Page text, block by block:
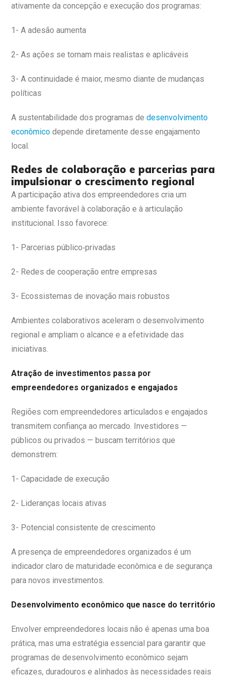
ativamente da concepção e execução dos programas:
1- A adesão aumenta
2- As ações se tornam mais realistas e aplicáveis
3- A continuidade é maior, mesmo diante de mudanças
políticas
A sustentabilidade dos programas de desenvolvimento
econômico depende diretamente desse engajamento
local.
Redes de colaboração e parcerias para
impulsionar o crescimento regional
A participação ativa dos empreendedores cria um
ambiente favorável à colaboração e à articulação
institucional. Isso favorece:
1- Parcerias público‑privadas
2- Redes de cooperação entre empresas
3- Ecossistemas de inovação mais robustos
Ambientes colaborativos aceleram o desenvolvimento
regional e ampliam o alcance e a efetividade das
iniciativas.
Atração de investimentos passa por
empreendedores organizados e engajados
Regiões com empreendedores articulados e engajados
transmitem confiança ao mercado. Investidores —
públicos ou privados — buscam territórios que
demonstrem:
1- Capacidade de execução
2- Lideranças locais ativas
3- Potencial consistente de crescimento
A presença de empreendedores organizados é um
indicador claro de maturidade econômica e de segurança
para novos investimentos.
Desenvolvimento econômico que nasce do território
Envolver empreendedores locais não é apenas uma boa
prática, mas uma estratégia essencial para garantir que
programas de desenvolvimento econômico sejam
eficazes, duradouros e alinhados às necessidades reais